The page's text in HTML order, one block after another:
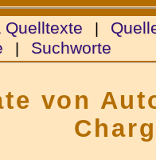
Quelltexte |
| Suchworte
von